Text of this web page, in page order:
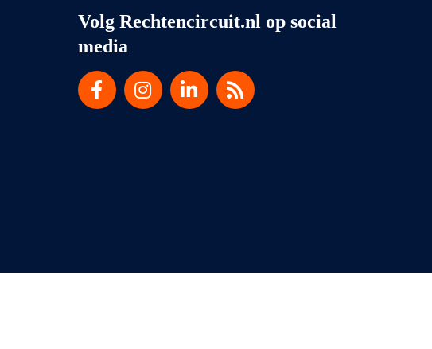
Volg Rechtencircuit.nl op social
media